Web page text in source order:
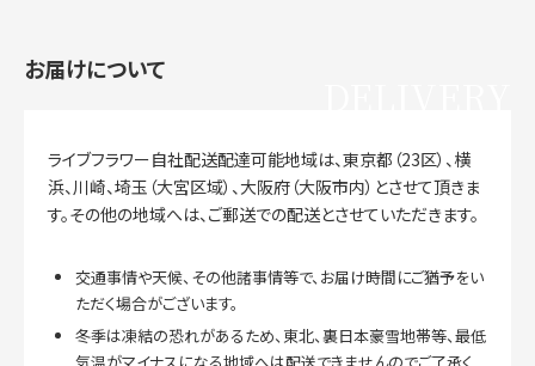
お届けについて
ライブフラワー自社配送配達可能地域は、東京都（23区）、横
浜、川崎、埼玉（大宮区域）、大阪府（大阪市内）とさせて頂きま
す。その他の地域へは、ご郵送での配送とさせていただきます。
交通事情や天候、その他諸事情等で、お届け時間にご猶予をい
ただく場合がございます。
冬季は凍結の恐れがあるため、東北、裏日本豪雪地帯等、最低